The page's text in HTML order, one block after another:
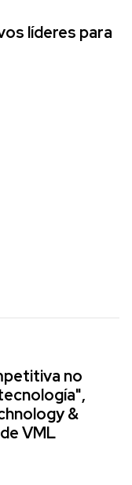
líderes para
no
&
VML